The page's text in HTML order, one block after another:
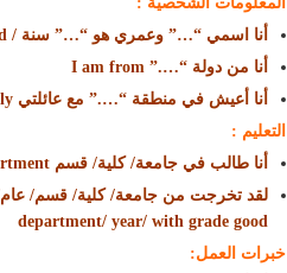
أنا اسمي “…” وعمري هو “…” سنة / My name is “…” I am “…” years old
أنا من دولة “….” I am from
أنا أعيش في منطقة “….” مع عائلتي i live in “….” with my family
التعليم :
أنا طالب في جامعة/ كلية/ قسم I am student at university/ faculty of/ department
department/ year/ with grade good
خبرات العمل: